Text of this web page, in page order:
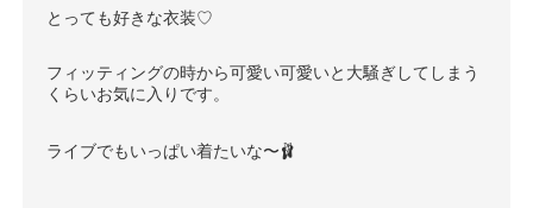
とっても好きな衣装♡
フィッティングの時から可愛い可愛いと大騒ぎしてしまう
くらいお気に入りです。
ライブでもいっぱい着たいな〜🩰